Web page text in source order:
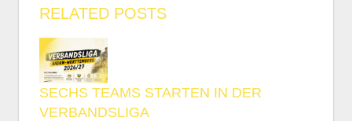
RELATED POSTS
SECHS TEAMS STARTEN IN DER
VERBANDSLIGA